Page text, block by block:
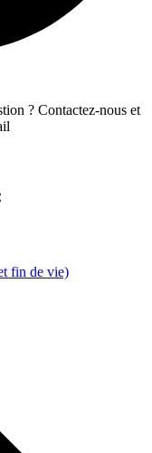
? Contactez-nous et
fin de vie)